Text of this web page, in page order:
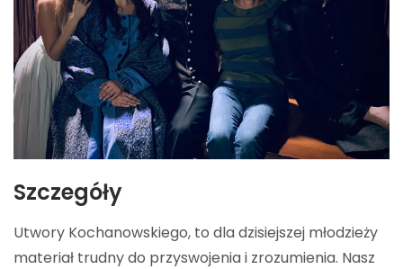
Szczegóły
Utwory Kochanowskiego, to dla dzisiejszej młodzieży
materiał trudny do przyswojenia i zrozumienia. Nasz